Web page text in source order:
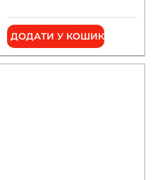
ДОДАТИ У КОШИК